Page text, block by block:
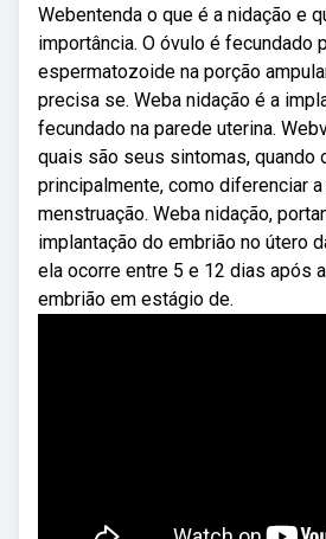
Webentenda o que é a nidação e
importância. O óvulo é fecundado
espermatozoide na porção
precisa se. Weba nidação é a
fecundado na parede uterina.
quais são seus sintomas, quando
principalmente, como diferenciar
menstruação. Weba nidação,
implantação do embrião no útero
ela ocorre entre 5 e 12 dias após
embrião em estágio de.